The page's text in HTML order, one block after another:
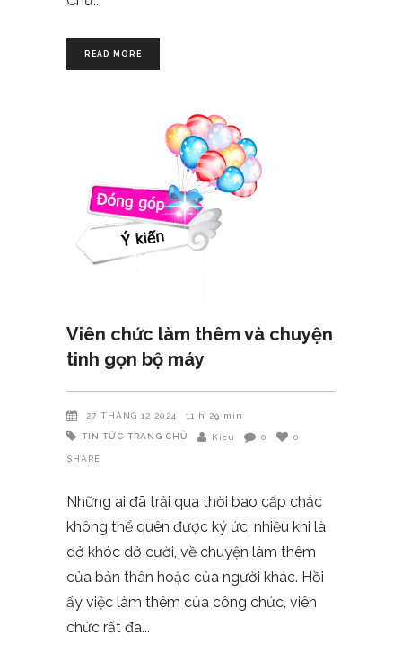
READ MORE
Viên chức làm thêm và chuyện
tinh gọn bộ máy
27 THÁNG 12 2024 11 h 29 min
TIN TỨC TRANG CHỦ Kicu 0 0
SHARE
Những ai đã trải qua thời bao cấp chắc
không thể quên được ký ức, nhiều khi là
dở khóc dở cười, về chuyện làm thêm
của bản thân hoặc của người khác. Hồi
ấy việc làm thêm của công chức, viên
chức rất đa